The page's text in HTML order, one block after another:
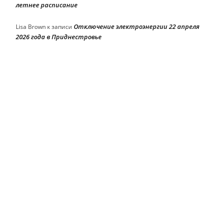
летнее расписание
Lisa Brown к записи Отключение электроэнергии 22 апреля
2026 года в Приднестровье